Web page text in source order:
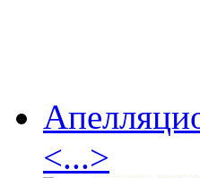
<...>